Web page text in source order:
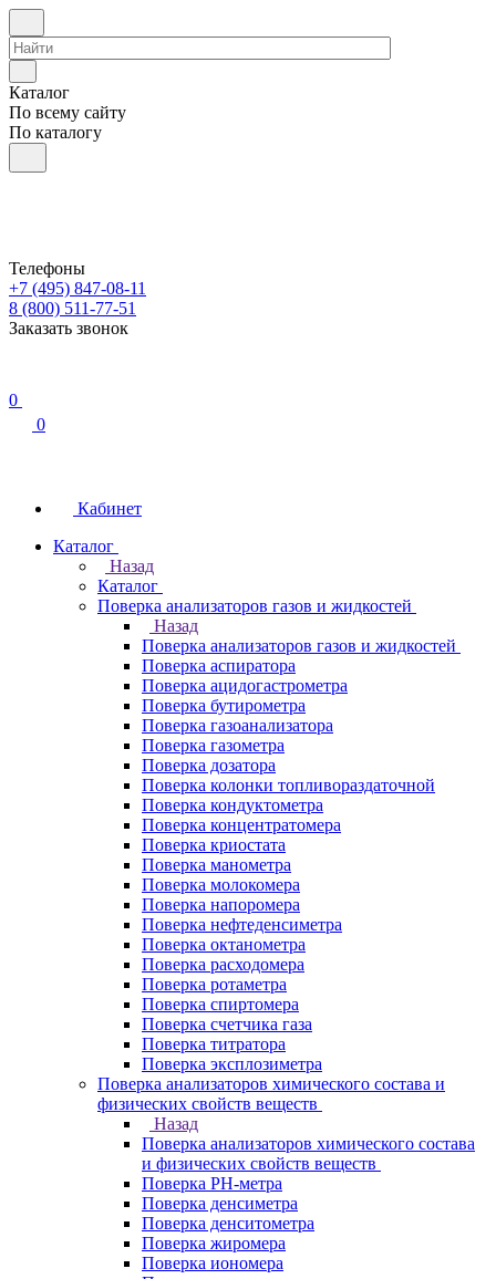
Каталог
По всему сайту
По каталогу
Телефоны
+7 (495) 847-08-11
8 (800) 511-77-51
Заказать звонок
0
0
Кабинет
Каталог
Назад
Каталог
Поверка анализаторов газов и жидкостей
Назад
Поверка анализаторов газов и жидкостей
Поверка аспиратора
Поверка ацидогастрометра
Поверка бутирометра
Поверка газоанализатора
Поверка газометра
Поверка дозатора
Поверка колонки топливораздаточной
Поверка кондуктометра
Поверка концентратомера
Поверка криостата
Поверка манометра
Поверка молокомера
Поверка напоромера
Поверка нефтеденсиметра
Поверка октанометра
Поверка расходомера
Поверка ротаметра
Поверка спиртомера
Поверка счетчика газа
Поверка титратора
Поверка эксплозиметра
Поверка анализаторов химического состава и
физических свойств веществ
Назад
Поверка анализаторов химического состава
и физических свойств веществ
Поверка PH-метра
Поверка денсиметра
Поверка денситометра
Поверка жиромера
Поверка иономера